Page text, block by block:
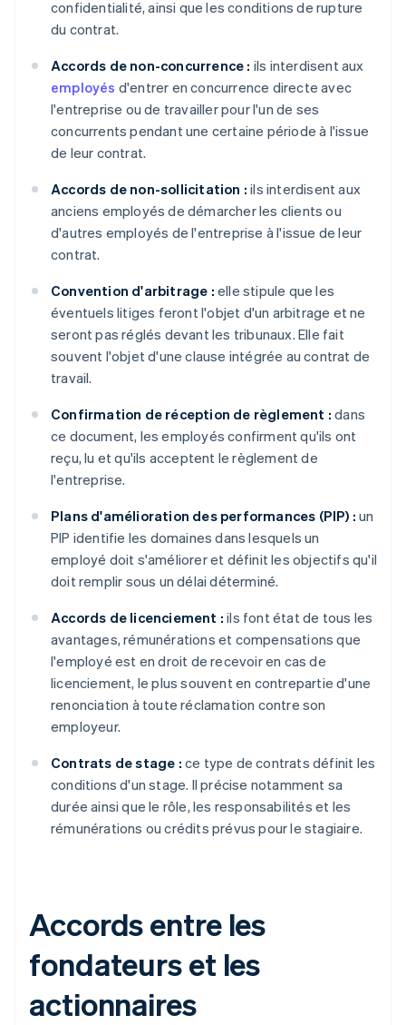
confidentialité, ainsi que les conditions de rupture
du contrat.
Accords de non-concurrence : ils interdisent aux
employés d'entrer en concurrence directe avec
l'entreprise ou de travailler pour l'un de ses
concurrents pendant une certaine période à l'issue
de leur contrat.
Accords de non-sollicitation : ils interdisent aux
anciens employés de démarcher les clients ou
d'autres employés de l'entreprise à l'issue de leur
contrat.
Convention d'arbitrage : elle stipule que les
éventuels litiges feront l'objet d'un arbitrage et ne
seront pas réglés devant les tribunaux. Elle fait
souvent l'objet d'une clause intégrée au contrat de
travail.
Confirmation de réception de règlement : dans
ce document, les employés confirment qu'ils ont
reçu, lu et qu'ils acceptent le règlement de
l'entreprise.
Plans d'amélioration des performances (PIP) : un
PIP identifie les domaines dans lesquels un
employé doit s'améliorer et définit les objectifs qu'il
doit remplir sous un délai déterminé.
Accords de licenciement : ils font état de tous les
avantages, rémunérations et compensations que
l'employé est en droit de recevoir en cas de
licenciement, le plus souvent en contrepartie d'une
renonciation à toute réclamation contre son
employeur.
Contrats de stage : ce type de contrats définit les
conditions d'un stage. Il précise notamment sa
durée ainsi que le rôle, les responsabilités et les
rémunérations ou crédits prévus pour le stagiaire.
Accords entre les
fondateurs et les
actionnaires